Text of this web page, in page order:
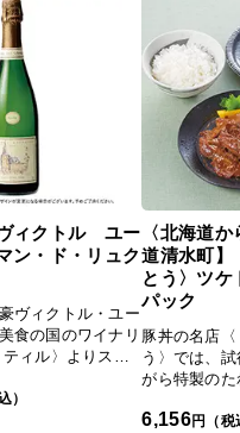
クリングワイン
どうの収穫から熟
レモンの伝統的な
った一品です。心
を、光沢を放つロ
。まろやかで温か
と、軽やかな爽快
ださい。
ィクトル ユー
ン・ド・リュク
ヴィクトル・ユー
食の国のワイナリ
ィル〉よりスパ
ルクセンブルクの
）
〈北海道
道清水町】
とう〉ツケ
パック
豚丼の名店〈
う〉では、
がら特製の
ケトンは豚肉
6,156円（税